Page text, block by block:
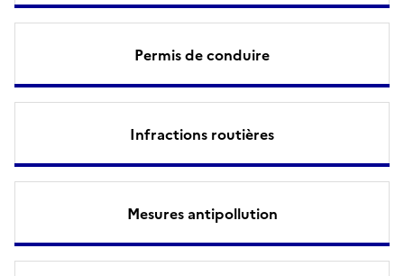
Permis de conduire
Infractions routières
Mesures antipollution